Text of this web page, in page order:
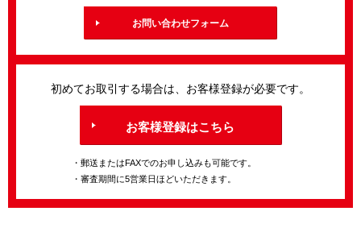
お問い合わせフォーム
初めてお取引する場合は、お客様登録が必要です。
お客様登録はこちら
・郵送またはFAXでのお申し込みも可能です。
・審査期間に5営業日ほどいただきます。